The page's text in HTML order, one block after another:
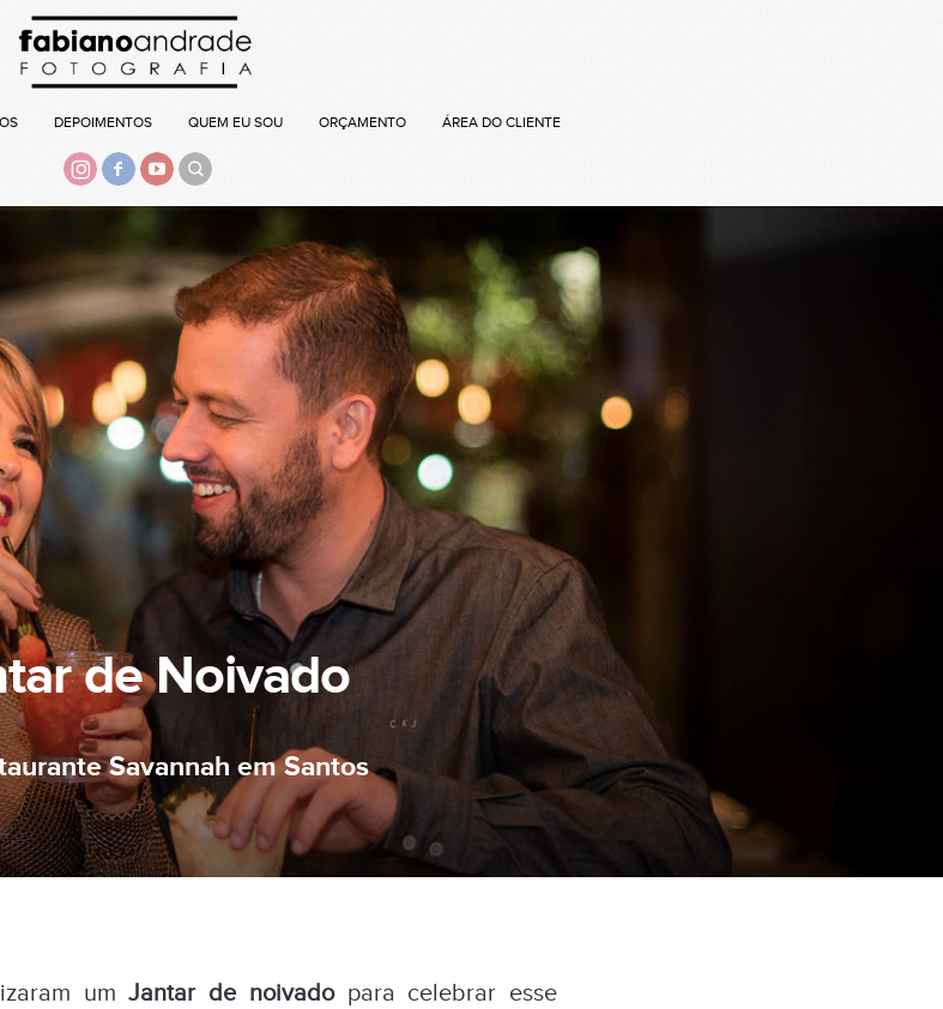
DEPOIMENTOS QUEM EU SOU ORÇAMENTO ÁREA DO CLIENTE
de Noivado
Savannah em Santos
umJantar de noivadopara celebrar esse